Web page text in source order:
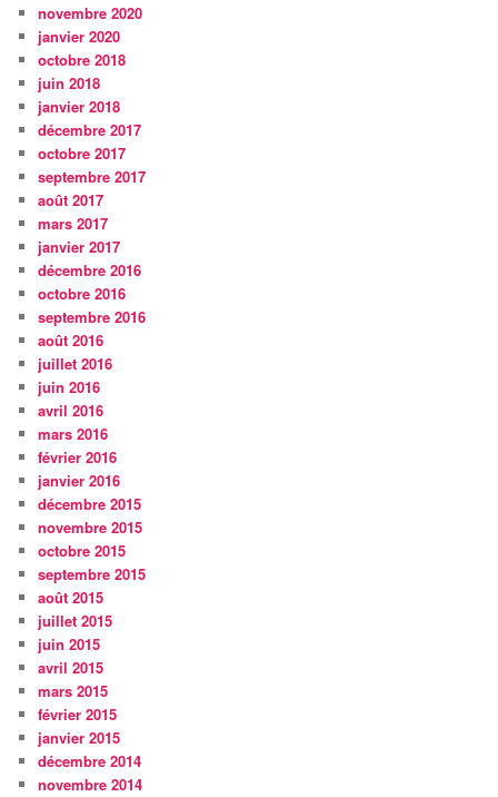
novembre 2020
janvier 2020
octobre 2018
juin 2018
janvier 2018
décembre 2017
octobre 2017
septembre 2017
août 2017
mars 2017
janvier 2017
décembre 2016
octobre 2016
septembre 2016
août 2016
juillet 2016
juin 2016
avril 2016
mars 2016
février 2016
janvier 2016
décembre 2015
novembre 2015
octobre 2015
septembre 2015
août 2015
juillet 2015
juin 2015
avril 2015
mars 2015
février 2015
janvier 2015
décembre 2014
novembre 2014